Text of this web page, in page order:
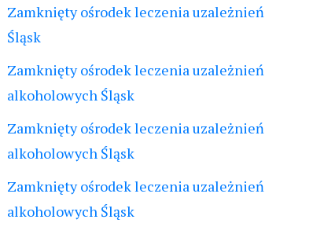
Zamknięty ośrodek leczenia uzależnień
Śląsk
Zamknięty ośrodek leczenia uzależnień
alkoholowych Śląsk
Zamknięty ośrodek leczenia uzależnień
alkoholowych Śląsk
Zamknięty ośrodek leczenia uzależnień
alkoholowych Śląsk